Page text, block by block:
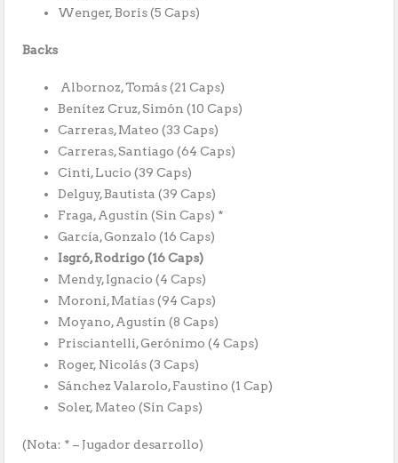
Wenger, Boris (5 Caps)
Backs
Albornoz, Tomás (21 Caps)
Benítez Cruz, Simón (10 Caps)
Carreras, Mateo (33 Caps)
Carreras, Santiago (64 Caps)
Cinti, Lucio (39 Caps)
Delguy, Bautista (39 Caps)
Fraga, Agustín (Sin Caps) *
García, Gonzalo (16 Caps)
Isgró, Rodrigo (16 Caps)
Mendy, Ignacio (4 Caps)
Moroni, Matías (94 Caps)
Moyano, Agustín (8 Caps)
Prisciantelli, Gerónimo (4 Caps)
Roger, Nicolás (3 Caps)
Sánchez Valarolo, Faustino (1 Cap)
Soler, Mateo (Sin Caps)
(Nota: * – Jugador desarrollo)